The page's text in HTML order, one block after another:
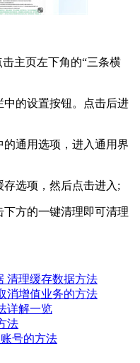
主页左下角的“三条横
的设置按钮。点击后进
通用选项，进入通用界
选项，然后点击进入;
方的一键清理即可清理
清理缓存数据方法
消增值业务的方法
详解一览
法
号的方法